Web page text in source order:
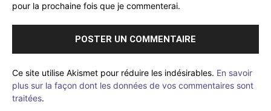
pour la prochaine fois que je commenterai.
Ce site utilise Akismet pour réduire les indésirables. En savoir
plus sur la façon dont les données de vos commentaires sont
traitées.